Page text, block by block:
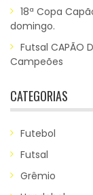
18ª Copa
domingo.
Futsal CAPÃO
Campeões
CATEGORIAS
Futebol
Futsal
Grêmio